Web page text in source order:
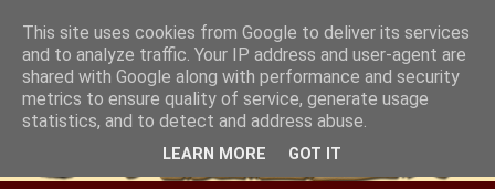
This site uses cookies from Google to deliver its services
and to analyze traffic. Your IP address and user-agent are
shared with Google along with performance and security
metrics to ensure quality of service, generate usage
statistics, and to detect and address abuse.
LEARN MORE GOT IT